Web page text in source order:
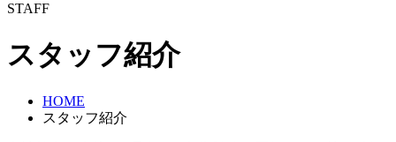
STAFF
スタッフ紹介
HOME
スタッフ紹介